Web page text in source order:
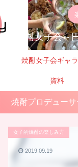
焼酎女子会
焼酎女子会ギャ
資料
焼酎プロデュー
女子的焼酎の楽しみ方
2019.09.19